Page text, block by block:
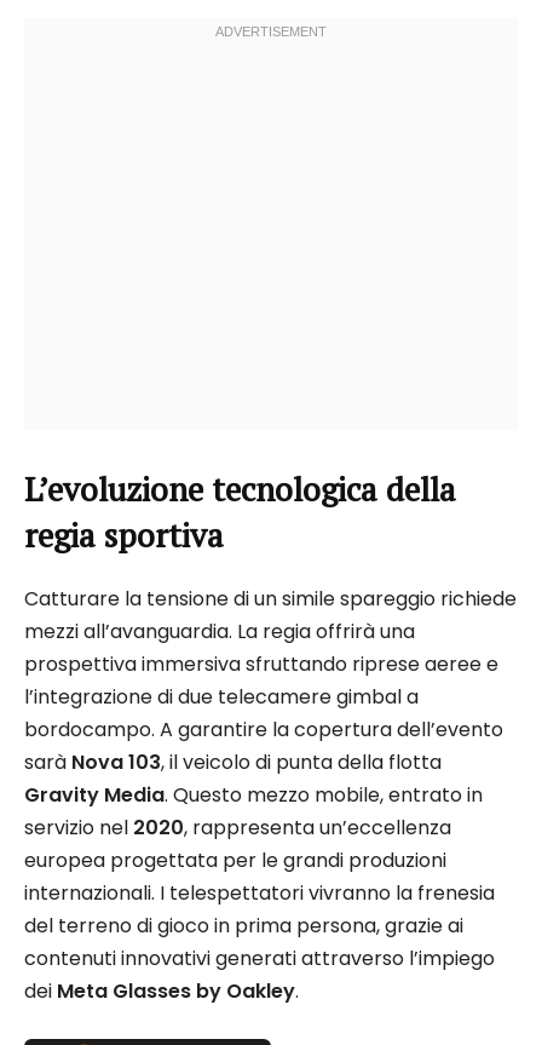
L’evoluzione tecnologica della
regia sportiva
Catturare la tensione di un simile spareggio richiede
mezzi all’avanguardia. La regia offrirà una
prospettiva immersiva sfruttando riprese aeree e
l’integrazione di due telecamere gimbal a
bordocampo. A garantire la copertura dell’evento
sarà Nova 103, il veicolo di punta della flotta
Gravity Media. Questo mezzo mobile, entrato in
servizio nel 2020, rappresenta un’eccellenza
europea progettata per le grandi produzioni
internazionali. I telespettatori vivranno la frenesia
del terreno di gioco in prima persona, grazie ai
contenuti innovativi generati attraverso l’impiego
dei Meta Glasses by Oakley.